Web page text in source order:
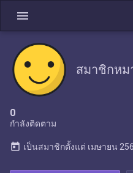
menu
สมาชิกหม
0
กำลังติดตาม
today เป็นสมาชิกตั้งแต่ เมษายน